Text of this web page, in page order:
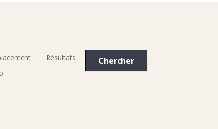
Résultats